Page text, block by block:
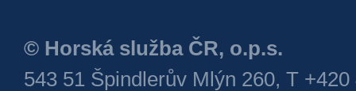
© Horská služba ČR, o.p.s.
543 51 Špindlerův Mlýn 260, T +420